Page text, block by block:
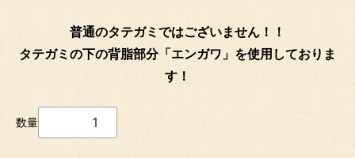
普通のタテガミではございません！！
タテガミの下の背脂部分「エンガワ」を使用しておりま
す！
数量